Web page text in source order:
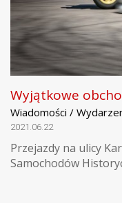
Wyjątkowe
Wiadomości /
2021.06.22
Przejazdy na ulicy
Samochodów